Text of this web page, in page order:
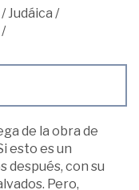
/Judáica /
/
de la obra de
esto es un
después, con su
Pero,